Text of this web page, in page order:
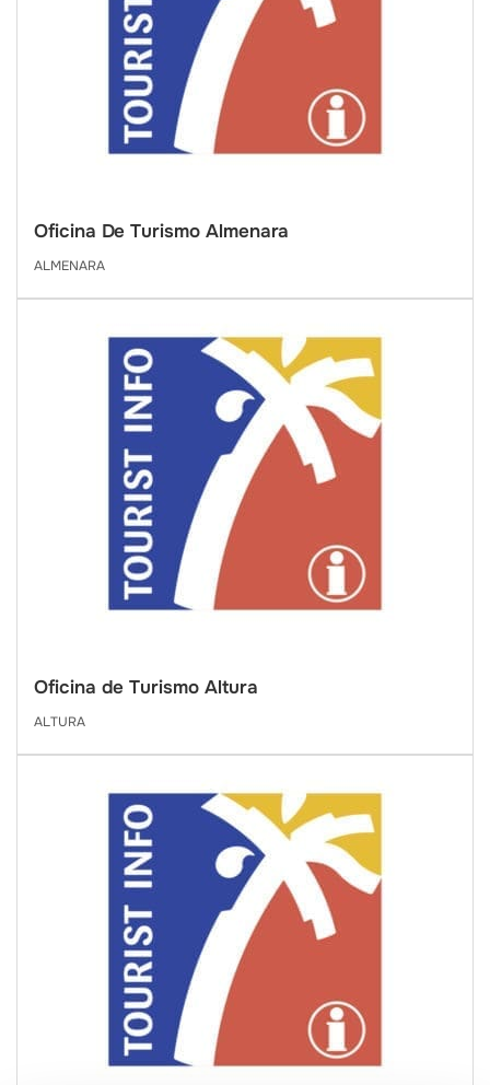
Oficina De Turismo Almenara
ALMENARA
Oficina de Turismo Altura
ALTURA